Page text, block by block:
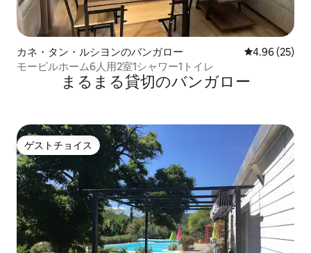
カネ・タン・ルシヨンのバンガロー レビュー25
4.96 (25)
モービルホーム6人用2室1シャワー1トイレ
まるまる貸切のバンガロー
ゲストチョイス
ゲストチョイス